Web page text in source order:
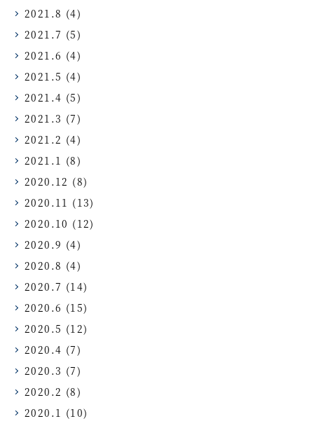
2021.8 (4)
2021.7 (5)
2021.6 (4)
2021.5 (4)
2021.4 (5)
2021.3 (7)
2021.2 (4)
2021.1 (8)
2020.12 (8)
2020.11 (13)
2020.10 (12)
2020.9 (4)
2020.8 (4)
2020.7 (14)
2020.6 (15)
2020.5 (12)
2020.4 (7)
2020.3 (7)
2020.2 (8)
2020.1 (10)